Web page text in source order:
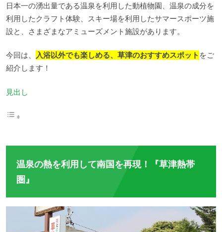
日本一の湧出量である温泉を利用した動植物園、温泉の成分を
利用したクラフト体験、スキー場を利用したサマースポーツ施
設と、さまざまなアミューズメント施設があります。
今回は、 入浴以外でも楽しめる、草津のおすすめスポット をご
紹介します！
見出し
温泉の熱を利用して南国を再現！『草津熱帯
圏』